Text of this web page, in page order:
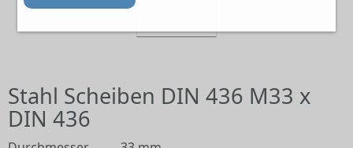
Stahl Scheiben DIN 436 M33 x
DIN 436